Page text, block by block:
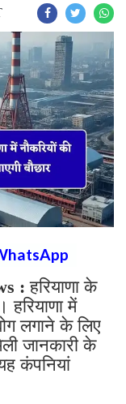
: हरियाणा के
में
लगाने के लिए
जानकारी के
कंपनियां